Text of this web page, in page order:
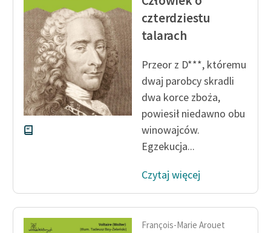
Zasady wykorzystania
Wolnych Lektur
Logotypy
Materiały promocyjne
Polityka prywatności
Informacja o treściach
wrażliwych
czterdziestu
talarach
Przeor z D***, któremu
dwaj parobcy skradli
dwa korce zboża,
powiesił niedawno obu
winowajców.
Egzekucja...
Czytaj więcej
François-Marie Arouet